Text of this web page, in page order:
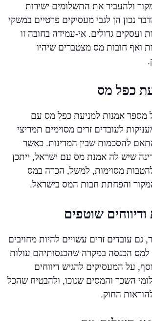
ולהעביר את התשלומים ישירות
נכון הן לגבי מעסיקים פרטיים במשקי
ועסקים גדולים. אי-עמידה בחובה זו
ואף חובות מס מצטברים שיהיו
כפל מס
מספר אמנות למניעת כפל מס עם
לעובדים זרים מסוימים תמריצי
להסכמות שבין המדינות. כאשר
שיש לה אמנת מס עם ישראל, ייתכן
מסוימות, למשל, הכרה במס
והפחתת חבות המס בישראל.
שוטפים
גם עובדים זרים עשויים להיות מחויבים
הכנסה במקרה שהכנסותיהם עולות
על המעסיקים להגיש דיווחים
השכר והמסים שנוכו, ולהבטיח שהכל
החוק.